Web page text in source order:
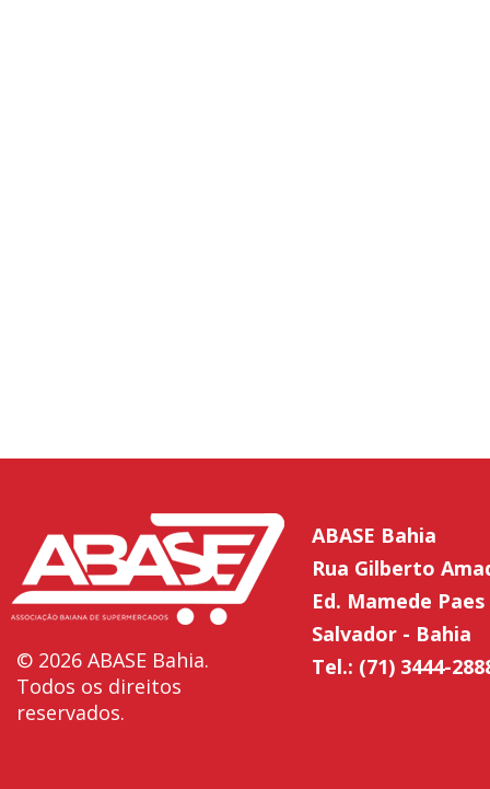
© 2026 ABASE Bahia.
Todos os direitos
reservados.
ABASE Bahia
Rua Gilberto
Ed. Mamede
Salvador - Bahia
Tel.: (71) 3444-